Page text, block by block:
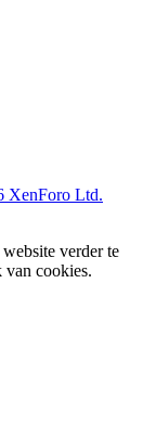
XenForo Ltd.
verder te
van cookies.